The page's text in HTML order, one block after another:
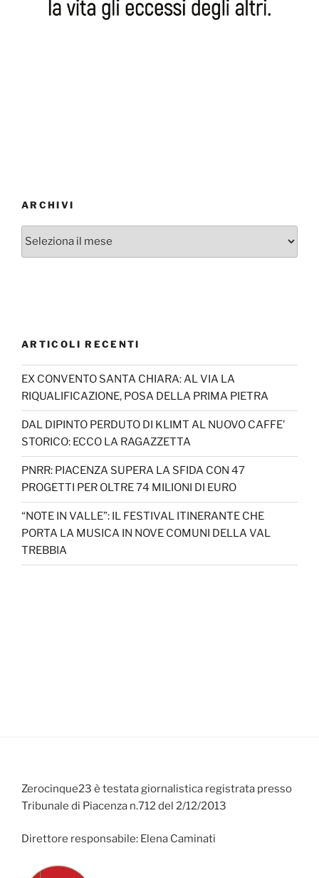
ARCHIVI
Archivi
ARTICOLI RECENTI
EX CONVENTO SANTA CHIARA: AL VIA LA
RIQUALIFICAZIONE, POSA DELLA PRIMA PIETRA
DAL DIPINTO PERDUTO DI KLIMT AL NUOVO CAFFE’
STORICO: ECCO LA RAGAZZETTA
PNRR: PIACENZA SUPERA LA SFIDA CON 47
PROGETTI PER OLTRE 74 MILIONI DI EURO
“NOTE IN VALLE”: IL FESTIVAL ITINERANTE CHE
PORTA LA MUSICA IN NOVE COMUNI DELLA VAL
TREBBIA
Zerocinque23 è testata giornalistica registrata presso
Tribunale di Piacenza n.712 del 2/12/2013
Direttore responsabile: Elena Caminati